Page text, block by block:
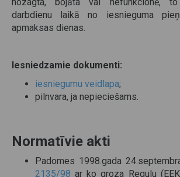
nozagta, bojāta vai nefunkcionē,
darbdienu laikā no iesnieguma
apmaksas dienas.
Iesniedzamie dokumenti:
iesniegumu veidlapa;
pilnvara, ja nepieciešams.
Normatīvie akti
Padomes 1998.gada
2135/98ar ko groza Regulu